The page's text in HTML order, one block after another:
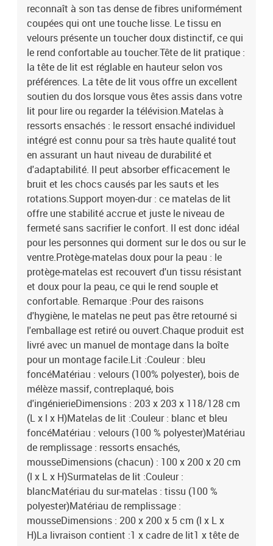
reconnaît à son tas dense de fibres uniformément
coupées qui ont une touche lisse. Le tissu en
velours présente un toucher doux distinctif, ce qui
le rend confortable au toucher.Tête de lit pratique :
la tête de lit est réglable en hauteur selon vos
préférences. La tête de lit vous offre un excellent
soutien du dos lorsque vous êtes assis dans votre
lit pour lire ou regarder la télévision.Matelas à
ressorts ensachés : le ressort ensaché individuel
intégré est connu pour sa très haute qualité tout
en assurant un haut niveau de durabilité et
d'adaptabilité. Il peut absorber efficacement le
bruit et les chocs causés par les sauts et les
rotations.Support moyen-dur : ce matelas de lit
offre une stabilité accrue et juste le niveau de
fermeté sans sacrifier le confort. Il est donc idéal
pour les personnes qui dorment sur le dos ou sur le
ventre.Protège-matelas doux pour la peau : le
protège-matelas est recouvert d'un tissu résistant
et doux pour la peau, ce qui le rend souple et
confortable. Remarque :Pour des raisons
d'hygiène, le matelas ne peut pas être retourné si
l'emballage est retiré ou ouvert.Chaque produit est
livré avec un manuel de montage dans la boîte
pour un montage facile.Lit :Couleur : bleu
foncéMatériau : velours (100% polyester), bois de
mélèze massif, contreplaqué, bois
d'ingénierieDimensions : 203 x 203 x 118/128 cm
(L x l x H)Matelas de lit :Couleur : blanc et bleu
foncéMatériau : velours (100 % polyester)Matériau
de remplissage : ressorts ensachés,
mousseDimensions (chacun) : 100 x 200 x 20 cm
(l x L x H)Surmatelas de lit :Couleur :
blancMatériau du sur-matelas : tissu (100 %
polyester)Matériau de remplissage :
mousseDimensions : 200 x 200 x 5 cm (l x L x
H)La livraison contient :1 x cadre de lit1 x tête de